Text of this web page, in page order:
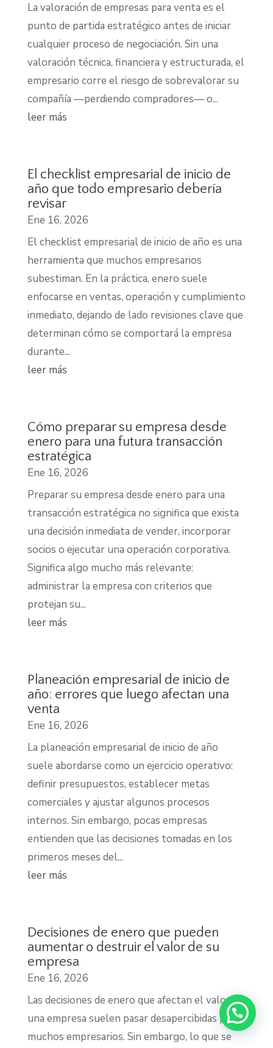
La valoración de empresas para venta es el
punto de partida estratégico antes de iniciar
cualquier proceso de negociación. Sin una
valoración técnica, financiera y estructurada, el
empresario corre el riesgo de sobrevalorar su
compañía —perdiendo compradores— o...
leer más
El checklist empresarial de inicio de
año que todo empresario debería
revisar
Ene 16, 2026
El checklist empresarial de inicio de año es una
herramienta que muchos empresarios
subestiman. En la práctica, enero suele
enfocarse en ventas, operación y cumplimiento
inmediato, dejando de lado revisiones clave que
determinan cómo se comportará la empresa
durante...
leer más
Cómo preparar su empresa desde
enero para una futura transacción
estratégica
Ene 16, 2026
Preparar su empresa desde enero para una
transacción estratégica no significa que exista
una decisión inmediata de vender, incorporar
socios o ejecutar una operación corporativa.
Significa algo mucho más relevante:
administrar la empresa con criterios que
protejan su...
leer más
Planeación empresarial de inicio de
año: errores que luego afectan una
venta
Ene 16, 2026
La planeación empresarial de inicio de año
suele abordarse como un ejercicio operativo:
definir presupuestos, establecer metas
comerciales y ajustar algunos procesos
internos. Sin embargo, pocas empresas
entienden que las decisiones tomadas en los
primeros meses del...
leer más
Decisiones de enero que pueden
aumentar o destruir el valor de su
empresa
Ene 16, 2026
Las decisiones de enero que afectan el valor de
una empresa suelen pasar desapercibidas para
muchos empresarios. Sin embargo, lo que se